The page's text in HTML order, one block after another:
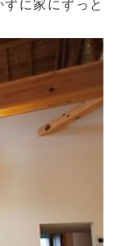
に家にずっと